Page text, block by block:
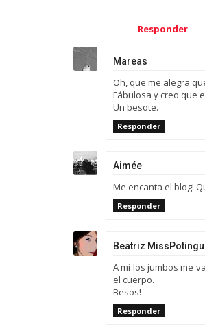
Responder
Mareas
Oh, que me alegra
Fábulosa y creo que
Un besote.
Responder
Aimée
Me encanta el blog!
Responder
Beatriz
A mi los jumbos me
el cuerpo.
Besos!
Responder